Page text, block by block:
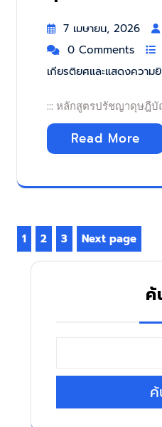
7 เมษายน, 2026
0 Comments
เกียรติยศและแสดงความ
::: หลักสูตรปรัชญาดุษฎี
Read More
Posts
pagination
Page
1 Page
2 Page
3 Next page
ค้